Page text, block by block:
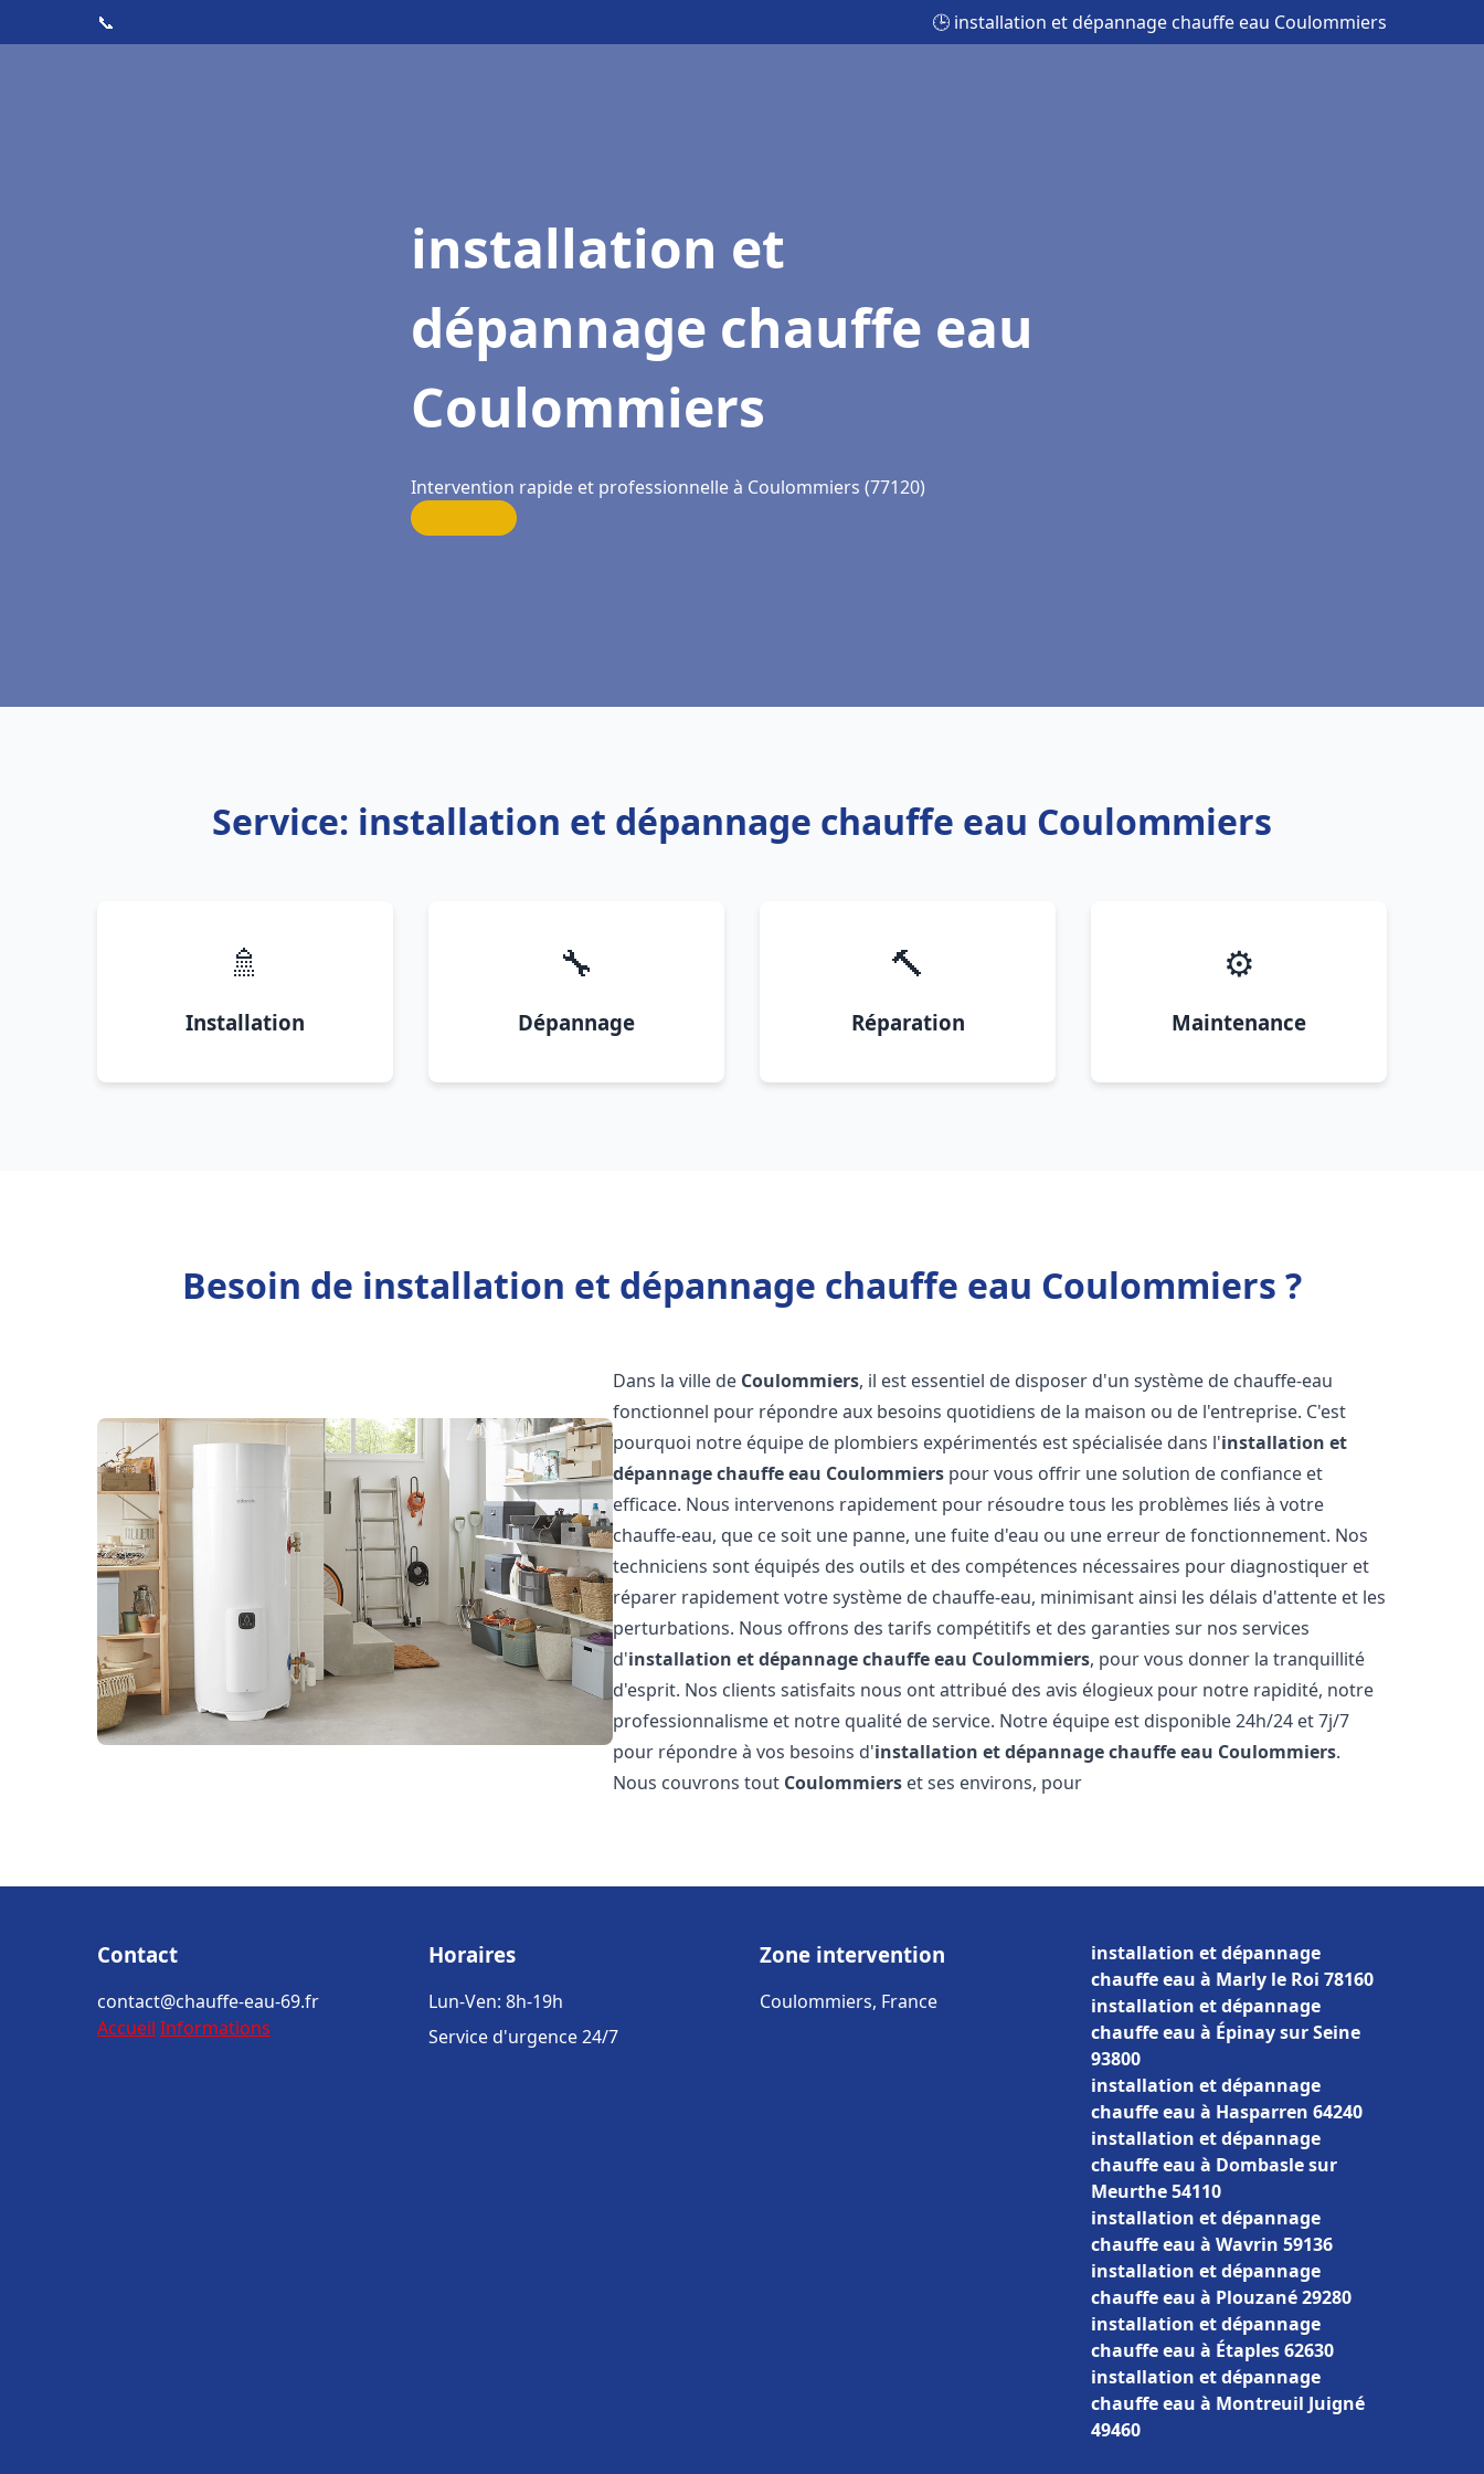
📞 🕒 installation et dépannage chauffe eau Coulommiers
installation et
dépannage chauffe eau
Coulommiers
Intervention rapide et professionnelle à Coulommiers (77120)
Service: installation et dépannage chauffe eau Coulommiers
🚿
Installation
🔧
Dépannage
🔨
Réparation
⚙️
Maintenance
Besoin de installation et dépannage chauffe eau Coulommiers ?
Dans la ville de Coulommiers, il est essentiel de disposer d'un système de chauffe-eau
fonctionnel pour répondre aux besoins quotidiens de la maison ou de l'entreprise. C'est
pourquoi notre équipe de plombiers expérimentés est spécialisée dans l'installation et
dépannage chauffe eau Coulommiers pour vous offrir une solution de confiance et
efficace. Nous intervenons rapidement pour résoudre tous les problèmes liés à votre
chauffe-eau, que ce soit une panne, une fuite d'eau ou une erreur de fonctionnement. Nos
techniciens sont équipés des outils et des compétences nécessaires pour diagnostiquer et
réparer rapidement votre système de chauffe-eau, minimisant ainsi les délais d'attente et les
perturbations. Nous offrons des tarifs compétitifs et des garanties sur nos services
d'installation et dépannage chauffe eau Coulommiers, pour vous donner la tranquillité
d'esprit. Nos clients satisfaits nous ont attribué des avis élogieux pour notre rapidité, notre
professionnalisme et notre qualité de service. Notre équipe est disponible 24h/24 et 7j/7
pour répondre à vos besoins d'installation et dépannage chauffe eau Coulommiers.
Nous couvrons tout Coulommiers et ses environs, pour
Contact
contact@chauffe-eau-69.fr
Accueil Informations
Horaires
Lun-Ven: 8h-19h
Service d'urgence 24/7
Zone intervention
Coulommiers, France
installation et dépannage
chauffe eau à Marly le Roi 78160
installation et dépannage
chauffe eau à Épinay sur Seine
93800
installation et dépannage
chauffe eau à Hasparren 64240
installation et dépannage
chauffe eau à Dombasle sur
Meurthe 54110
installation et dépannage
chauffe eau à Wavrin 59136
installation et dépannage
chauffe eau à Plouzané 29280
installation et dépannage
chauffe eau à Étaples 62630
installation et dépannage
chauffe eau à Montreuil Juigné
49460